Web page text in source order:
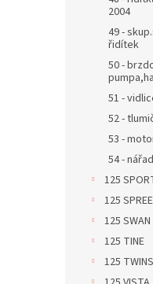
2004
49 -
řidítek
50 -
51 -
52 -
53 -
54 -
125
125 SPREE
125 SWAN
125 TINE
125